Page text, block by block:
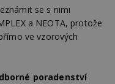
se s nimi
a NEOTA, protože
ve vzorových
poradenství